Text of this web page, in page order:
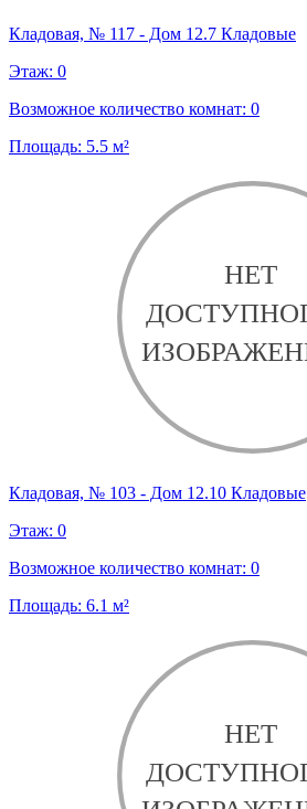
Кладовая, № 117 - Дом 12.7 Кладовые
Этаж: 0
Возможное количество комнат: 0
Площадь: 5.5 м²
Кладовая, № 103 - Дом 12.10 Кладовые
Этаж: 0
Возможное количество комнат: 0
Площадь: 6.1 м²